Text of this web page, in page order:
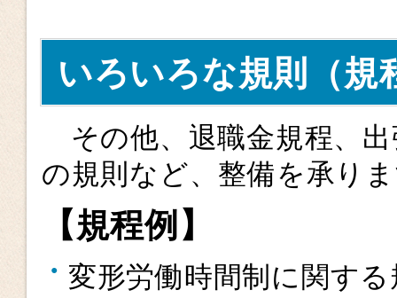
いろいろな規則（規
その他、退職金規程、
の規則など、整備を承り
【規程例】
変形労働時間制に関する